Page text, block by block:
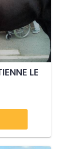
LE